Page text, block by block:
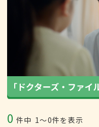
0 件中 1〜0件を表示